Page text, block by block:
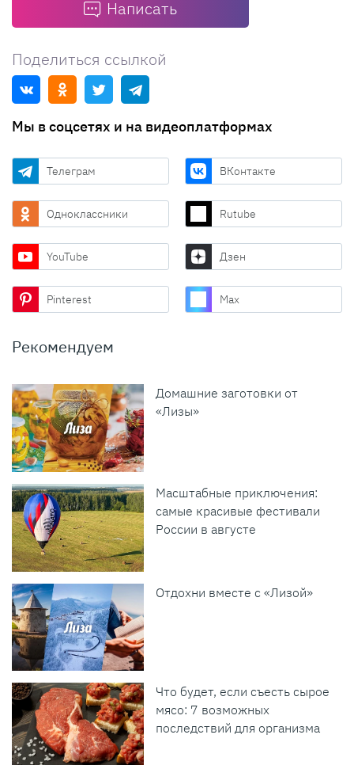
Написать
Поделиться ссылкой
Мы в соцсетях и на видеоплатформах
Телеграм ВКонтакте
Одноклассники Rutube
YouTube Дзен
Pinterest Max
Рекомендуем
Домашние заготовки от
«Лизы»
Масштабные приключения:
самые красивые фестивали
России в августе
Отдохни вместе с «Лизой»
Что будет, если съесть сырое
мясо: 7 возможных
последствий для организма